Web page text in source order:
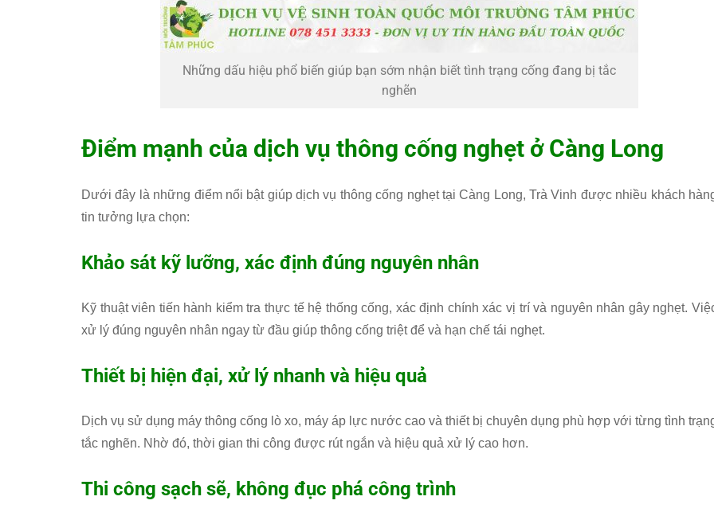
Những dấu hiệu phổ biến giúp bạn sớm nhận biết tình trạng cống đang bị tắc
nghẽn
Điểm mạnh của dịch vụ thông cống nghẹt ở Càng Long
Dưới đây là những điểm nổi bật giúp dịch vụ thông cống nghẹt tại Càng Long, Trà Vinh được nhiều khách
tin tưởng lựa chọn:
Khảo sát kỹ lưỡng, xác định đúng nguyên nhân
Kỹ thuật viên tiến hành kiểm tra thực tế hệ thống cống, xác định chính xác vị trí và nguyên nhân gây nghẹt.
xử lý đúng nguyên nhân ngay từ đầu giúp thông cống triệt để và hạn chế tái nghẹt.
Thiết bị hiện đại, xử lý nhanh và hiệu quả
Dịch vụ sử dụng máy thông cống lò xo, máy áp lực nước cao và thiết bị chuyên dụng phù hợp với từng tình
tắc nghẽn. Nhờ đó, thời gian thi công được rút ngắn và hiệu quả xử lý cao hơn.
Thi công sạch sẽ, không đục phá công trình